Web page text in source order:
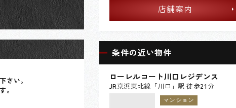
さい。
。
店舗案内
条件の近い物件
ローレルコート川口レジデンス
JR京浜東北線「川口」駅 徒歩21分
マンション